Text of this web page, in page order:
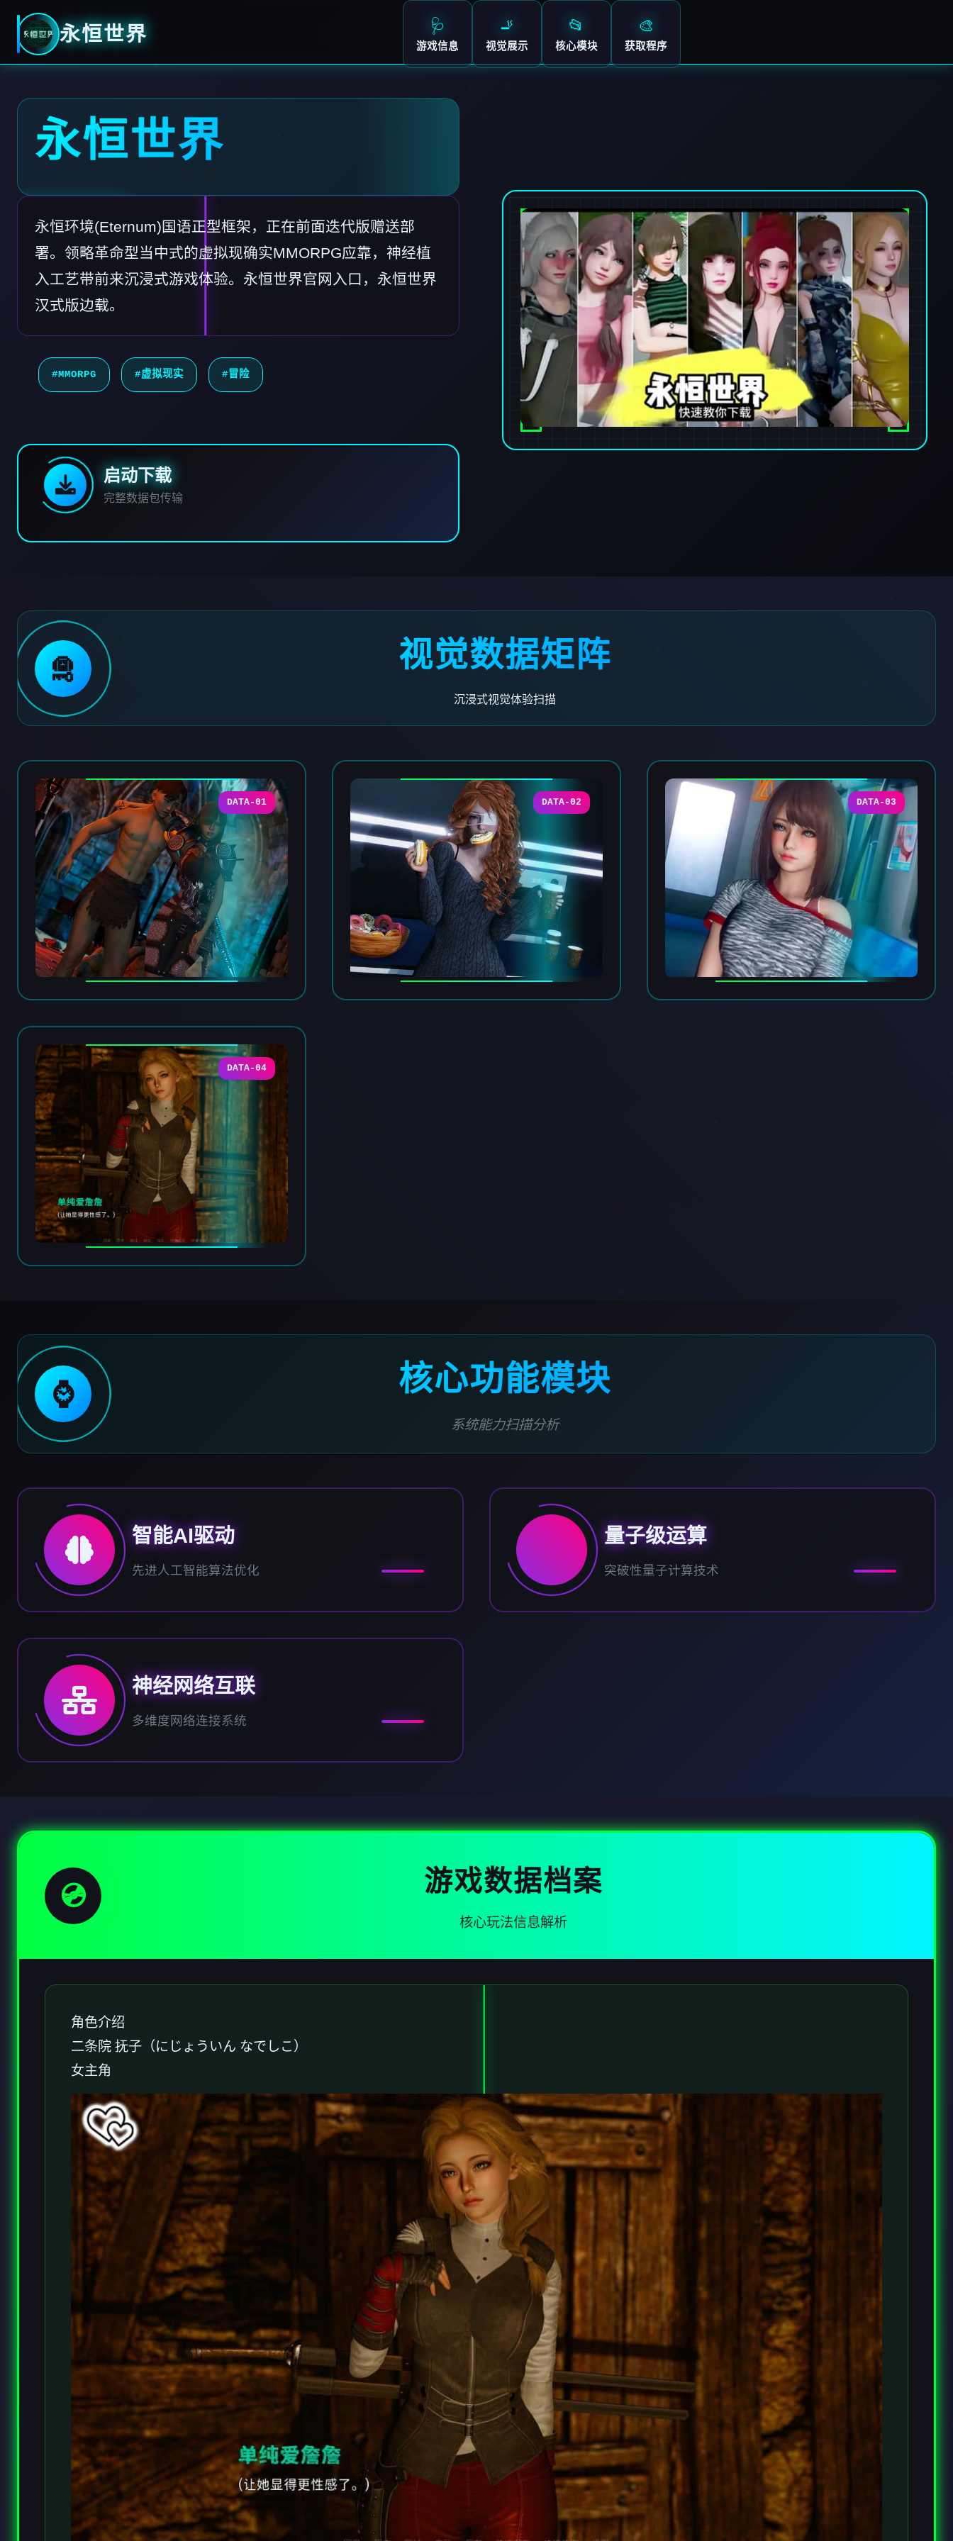
永恒世界 🩺
游戏信息
🚬
视觉展示
📂
核心模块
🎨
获取程序
永恒世界
永恒环境(Eternum)国语正型框架，正在前面迭代版赠送部
署。领略革命型当中式的虚拟现确实MMORPG应靠，神经植
入工艺带前来沉浸式游戏体验。永恒世界官网入口，永恒世界
汉式版边载。
#MMORPG #虚拟现实 #冒险
启动下载
完整数据包传输
🛅 视觉数据矩阵
沉浸式视觉体验扫描
DATA-01 DATA-02 DATA-03
DATA-04
⌚ 核心功能模块
系统能力扫描分析
智能AI驱动
先进人工智能算法优化
量子级运算
突破性量子计算技术
神经网络互联
多维度网络连接系统
💿 游戏数据档案
核心玩法信息解析
角色介绍
二条院 抚子（にじょういん なでしこ）
女主角